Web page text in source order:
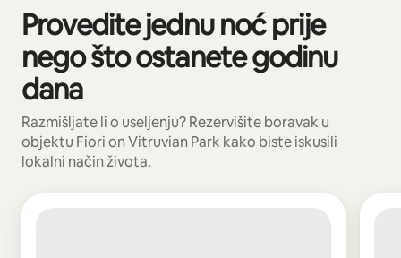
Provedite jednu noć prije
nego što ostanete godinu
dana
Razmišljate li o useljenju? Rezervišite boravak u
objektu Fiori on Vitruvian Park kako biste iskusili
lokalni način života.
Prikazano 0 od 0 stavki